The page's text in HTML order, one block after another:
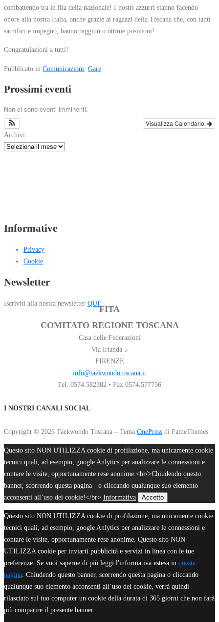
combattendo tra le fila della nazionale! I nostri azzurri stanno facendo
onore alla nostra Italia, anche grazie ai ragazzi della Toscana che, con tanti
sacrifici e impegno, hanno raggiunto ottime posizioni!
Congratulazioni a tutti!
Pubblicato in Comunicazioni Gare
Prossimi eventi
Non ci sono eventi imminenti.
Visualizza Calendario.
Archivi
Informative
Privacy
Cookie
Newsletter
Iscriviti alla nostra newsletter QUI!
FITA
COMITATO REGIONE TOSCANA
Casa delle Federazioni
Via Irlanda 5
FIRENZE
info@taekwondotoscana.it
Tel. 0574.582382 • Fax 0574.577756
I NOSTRI CANALI SOCIAL
Copyright © 2026 Taekwondo Toscana – Tema OnePress di FameThemes
Questo sito NON UTILIZZA cookie di profilazione, ma unicamente cookie
tecnici quali, ad esempio, google Anlytics per analizzare le connessioni e
contare le visite, opportunamente rese anonime.<br/>Chiudendo questo
banner, scorrendo questa pagina o cliccando qualunque suo elemento
acconsenti all’uso dei cookie!</br> Informativa Accetto
Questo sito NON UTILIZZA cookie di profilazione, ma unicamente cookie
tecnici quali, ad esempio, google Anlytics per analizzare le connessioni e
contare le visite, opportunamente rese anonime. Questo sito NON
UTILIZZA cookie per inviarti pubblicità e servizi in linea con le tue
preferenze. Se vuoi saperne di più leggi l'informativa estesa in questa
pagina . Chiudendo questo banner, scorrendo questa pagina o cliccando
qualunque suo elemento acconsenti all’uso dei cookie, verrà quindi
rilasciato sul tuo computer un cookie della durata di 365 giorni che non farà
più comparire il presente banner.